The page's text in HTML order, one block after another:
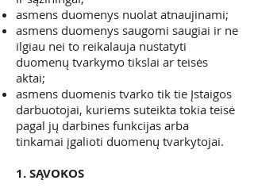
asmens duomenys nuolat atnaujinami;
asmens duomenys saugomi saugiai ir ne
ilgiau nei to reikalauja nustatyti
duomenų tvarkymo tikslai ar teisės
aktai;
asmens duomenis tvarko tik tie Įstaigos
darbuotojai, kuriems suteikta tokia teisė
pagal jų darbines funkcijas arba
tinkamai įgalioti duomenų tvarkytojai.
1. SĄVOKOS